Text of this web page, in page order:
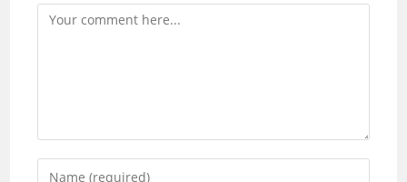
Comment
Enter